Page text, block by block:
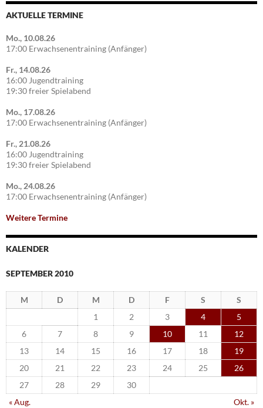
AKTUELLE TERMINE
Mo., 10.08.26
17:00 Erwachsenentraining (Anfänger)
Fr., 14.08.26
16:00 Jugendtraining
19:30 freier Spielabend
Mo., 17.08.26
17:00 Erwachsenentraining (Anfänger)
Fr., 21.08.26
16:00 Jugendtraining
19:30 freier Spielabend
Mo., 24.08.26
17:00 Erwachsenentraining (Anfänger)
Weitere Termine
KALENDER
SEPTEMBER 2010
M D M D F S
S
1
2 3 4
5
6
7 8 9 10 11
12
13
14 15 16 17 18
19
20
21 22 23 24 25
26
27
28 29
30
« Aug.
Okt. »